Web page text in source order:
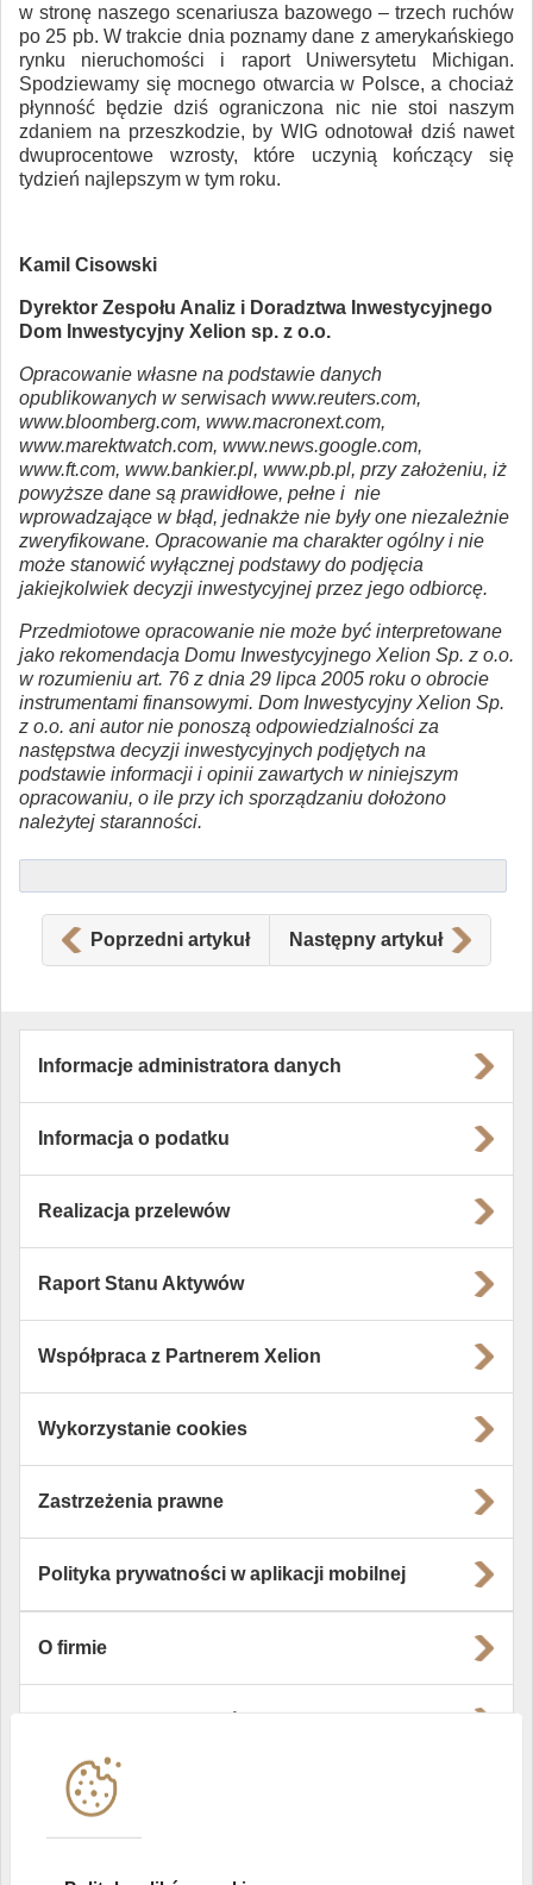
w stronę naszego scenariusza bazowego – trzech ruchów
po 25 pb. W trakcie dnia poznamy dane z amerykańskiego
rynku nieruchomości i raport Uniwersytetu Michigan.
Spodziewamy się mocnego otwarcia w Polsce, a chociaż
płynność będzie dziś ograniczona nic nie stoi naszym
zdaniem na przeszkodzie, by WIG odnotował dziś nawet
dwuprocentowe wzrosty, które uczynią kończący się
tydzień najlepszym w tym roku.
Kamil Cisowski
Dyrektor Zespołu Analiz i Doradztwa Inwestycyjnego
Dom Inwestycyjny Xelion sp. z o.o.
Opracowanie własne na podstawie danych
opublikowanych w serwisach www.reuters.com,
www.bloomberg.com, www.macronext.com,
www.marektwatch.com, www.news.google.com,
www.ft.com, www.bankier.pl, www.pb.pl, przy założeniu, iż
powyższe dane są prawidłowe, pełne i nie
wprowadzające w błąd, jednakże nie były one niezależnie
zweryfikowane. Opracowanie ma charakter ogólny i nie
może stanowić wyłącznej podstawy do podjęcia
jakiejkolwiek decyzji inwestycyjnej przez jego odbiorcę.
Przedmiotowe opracowanie nie może być interpretowane
jako rekomendacja Domu Inwestycyjnego Xelion Sp. z o.o.
w rozumieniu art. 76 z dnia 29 lipca 2005 roku o obrocie
instrumentami finansowymi. Dom Inwestycyjny Xelion Sp.
z o.o. ani autor nie ponoszą odpowiedzialności za
następstwa decyzji inwestycyjnych podjętych na
podstawie informacji i opinii zawartych w niniejszym
opracowaniu, o ile przy ich sporządzaniu dołożono
należytej staranności.
Poprzedni artykuł Następny artykuł
Informacje administratora danych
Informacja o podatku
Realizacja przelewów
Raport Stanu Aktywów
Współpraca z Partnerem Xelion
Wykorzystanie cookies
Zastrzeżenia prawne
Polityka prywatności w aplikacji mobilnej
O firmie
Instytucje współpracujące